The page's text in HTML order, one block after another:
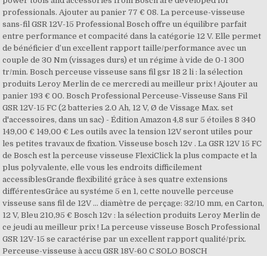
professionals. Ajouter au panier 77 € 08. La perceuse-visseuse
sans-fil GSR 12V-15 Professional Bosch offre un équilibre parfait
entre performance et compacité dans la catégorie 12 V. Elle permet
de bénéficier d’un excellent rapport taille/performance avec un
couple de 30 Nm (vissages durs) et un régime à vide de 0-1 300
tr/min. Bosch perceuse visseuse sans fil gsr 18 2 li : la sélection
produits Leroy Merlin de ce mercredi au meilleur prix ! Ajouter au
panier 193 € 00. Bosch Professional Perceuse-Visseuse Sans Fil
GSR 12V-15 FC (2 batteries 2.0 Ah, 12 V, Ø de Vissage Max. set
d'accessoires, dans un sac) - Édition Amazon 4,8 sur 5 étoiles 8 340
149,00 € 149,00 € Les outils avec la tension 12V seront utiles pour
les petites travaux de fixation. Visseuse bosch 12v . La GSR 12V 15 FC
de Bosch est la perceuse visseuse FlexiClick la plus compacte et la
plus polyvalente, elle vous les endroits difficilement
accessiblesGrande flexibilité grâce à ses quatre extensions
différentesGrâce au systéme 5 en 1, cette nouvelle perceuse
visseuse sans fil de 12V … diamètre de perçage: 32/10 mm, en Carton,
12 V, Bleu 210,95 € Bosch 12v : la sélection produits Leroy Merlin de
ce jeudi au meilleur prix ! La perceuse visseuse Bosch Professional
GSR 12V-15 se caractérise par un excellent rapport qualité/prix.
Perceuse-visseuse à accu GSR 18V-60 C SOLO BOSCH